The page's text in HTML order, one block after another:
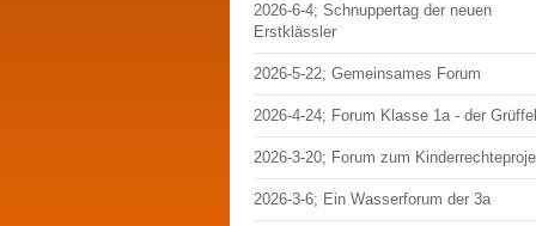
2026-6-4; Schnuppertag der neuen
Erstklässler
2026-5-22; Gemeinsames Forum
2026-4-24; Forum Klasse 1a - der
2026-3-20; Forum zum
2026-3-6; Ein Wasserforum der 3a